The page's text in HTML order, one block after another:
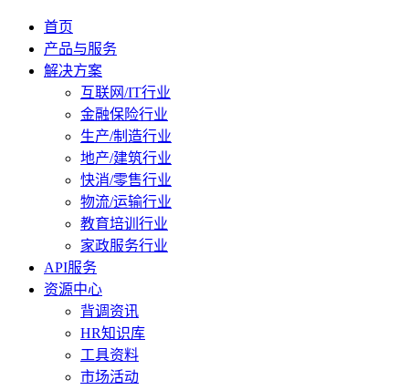
首页
产品与服务
解决方案
互联网/IT行业
金融保险行业
生产/制造行业
地产/建筑行业
快消/零售行业
物流/运输行业
教育培训行业
家政服务行业
API服务
资源中心
背调资讯
HR知识库
工具资料
市场活动